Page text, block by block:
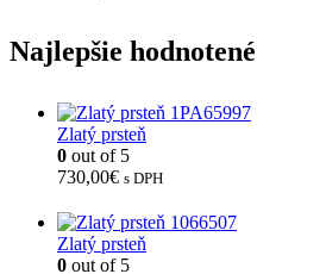
Najlepšie hodnotené
Zlatý prsteň
0 out of 5
730,00€ s DPH
Zlatý prsteň
0 out of 5